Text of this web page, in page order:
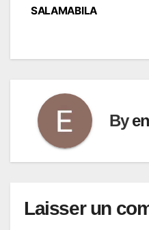
l’article
SALAMABILA
By
Laisser un